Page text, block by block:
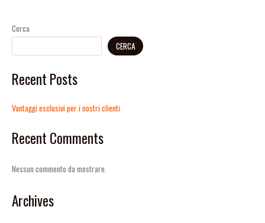
Cerca
CERCA
Recent Posts
Vantaggi esclusivi per i nostri clienti
Recent Comments
Nessun commento da mostrare.
Archives